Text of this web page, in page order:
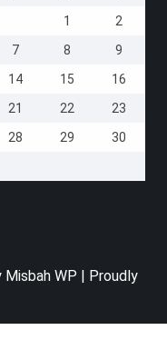
1
2
7 8
9
14 15
16
21 22
23
28 29
30
Misbah WP | Proudly